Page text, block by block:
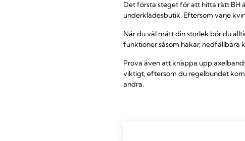
Det första steget för att hitta rätt BH
underklädesbutik. Eftersom varje
När du väl mätt din storlek bör du
funktioner såsom hakar, nedfällbara
Prova även att knäppa upp
viktigt, eftersom du regelbundet
andra.